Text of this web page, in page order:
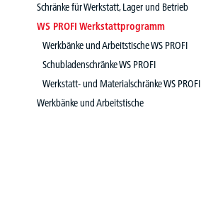
Schränke für Werkstatt, Lager und Betrieb
WS PROFI Werkstattprogramm
Werkbänke und Arbeitstische WS PROFI
Schubladenschränke WS PROFI
Werkstatt- und Materialschränke WS PROFI
Werkbänke und Arbeitstische